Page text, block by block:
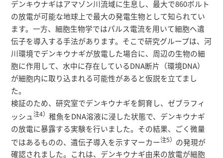
デンキウナギはアマゾン川流域に生息し、最大で860ボルト
の放電が可能な地球上で最大の発電生物として知られてい
ます。一方、細胞生物学ではパルス電流を用いて細胞へ遺
伝子を導入する手法があります。そこで研究グループは、河
川環境でデンキウナギが放電した場合に、周辺の生物の細
胞に作用して、水中に存在しているDNA断片（環境DNA）
が細胞内に取り込まれる可能性があると仮説を立てまし
た。
検証のため、研究室でデンキウナギを飼育し、ゼブラフィ
ッシュ注4）稚魚をDNA溶液に浸した状態で、デンキウナギ
の放電に暴露する実験を行いました。その結果、ごく微量
ではあるものの、遺伝子導入を示すマーカー注5） の発現が
確認されました。これは、デンキウナギ由来の放電が細胞